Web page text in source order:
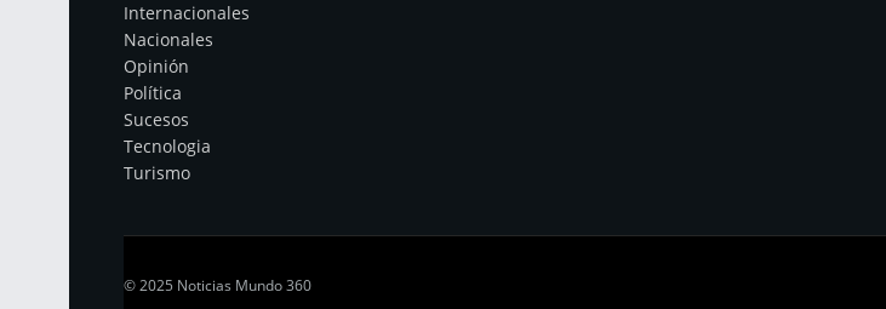
Internacionales
Nacionales
Opinión
Política
Sucesos
Tecnologia
Turismo
© 2025 Noticias Mundo 360